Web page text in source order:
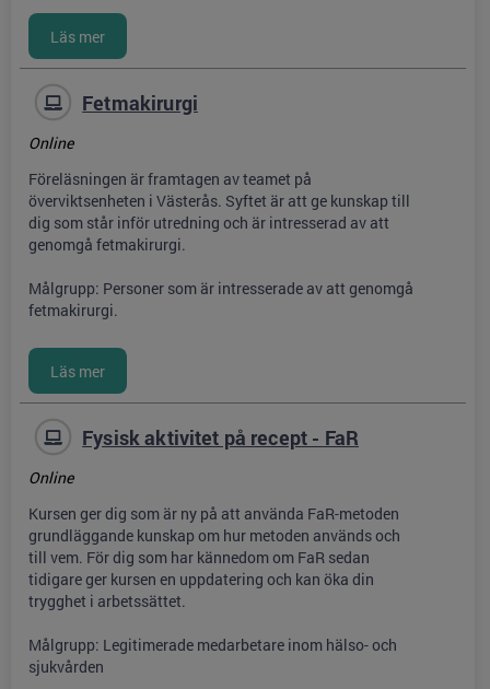
Fetmakirurgi
Online
Föreläsningen är framtagen av teamet på
överviktsenheten i Västerås. Syftet är att ge kunskap till
dig som står inför utredning och är intresserad av att
genomgå fetmakirurgi.
Målgrupp: Personer som är intresserade av att genomgå
fetmakirurgi.
Fysisk aktivitet på recept - FaR
Online
Kursen ger dig som är ny på att använda FaR-metoden
grundläggande kunskap om hur metoden används och
till vem. För dig som har kännedom om FaR sedan
tidigare ger kursen en uppdatering och kan öka din
trygghet i arbetssättet.
Målgrupp: Legitimerade medarbetare inom hälso- och
sjukvården